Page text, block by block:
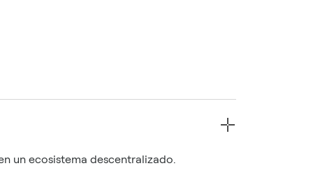
un ecosistema descentralizado.